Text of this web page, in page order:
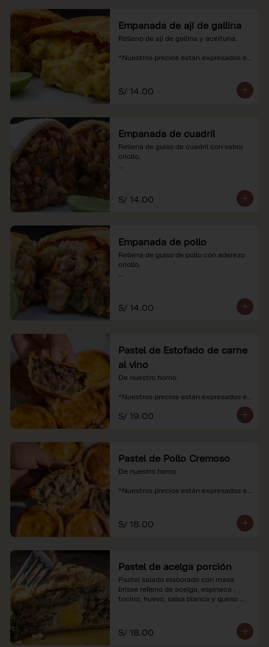
Empanada de ají de gallina
Relleno de ají de gallina y aceituna.
*Nuestros precios están expresados en
S/ 14.00
Empanada de cuadril
Rellena de guiso de cuadril con sabor
criollo.
S/ 14.00
Empanada de pollo
Rellena de guiso de pollo con aderezo
criollo.
S/ 14.00
Pastel de Estofado de carne
al vino
De nuestro horno
*Nuestros precios están expresados en
recargo al consumo.
S/ 19.00
Pastel de Pollo Cremoso
De nuestro horno
*Nuestros precios están expresados en
S/ 18.00
Pastel de acelga porción
Pastel salado elaborado con masa
brisse relleno de acelga, espinaca ,
tocino, huevo, salsa blanca y queso
*Nuestros precios están expresados en
soles e incluyen impuestos de ley y
S/ 18.00